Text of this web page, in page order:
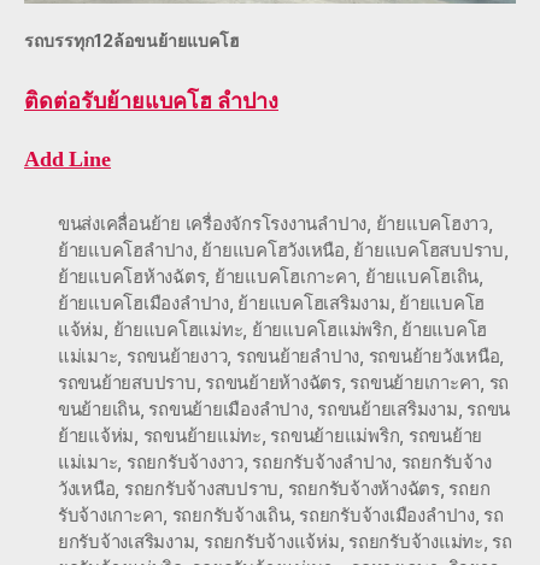
รถบรรทุก12ล้อขนย้ายแบคโฮ
ติดต่อรับย้ายแบคโฮ ลำปาง
Add Line
ขนส่งเคลื่อนย้าย เครื่องจักรโรงงานลำปาง, ย้ายแบคโฮงาว,
ย้ายแบคโฮลำปาง, ย้ายแบคโฮวังเหนือ, ย้ายแบคโฮสบปราบ,
ย้ายแบคโฮห้างฉัตร, ย้ายแบคโฮเกาะคา, ย้ายแบคโฮเถิน,
ย้ายแบคโฮเมืองลำปาง, ย้ายแบคโฮเสริมงาม, ย้ายแบคโฮ
แจ้ห่ม, ย้ายแบคโฮแม่ทะ, ย้ายแบคโฮแม่พริก, ย้ายแบคโฮ
แม่เมาะ, รถขนย้ายงาว, รถขนย้ายลำปาง, รถขนย้ายวังเหนือ,
รถขนย้ายสบปราบ, รถขนย้ายห้างฉัตร, รถขนย้ายเกาะคา, รถ
ขนย้ายเถิน, รถขนย้ายเมืองลำปาง, รถขนย้ายเสริมงาม, รถขน
ย้ายแจ้ห่ม, รถขนย้ายแม่ทะ, รถขนย้ายแม่พริก, รถขนย้าย
แม่เมาะ, รถยกรับจ้างงาว, รถยกรับจ้างลำปาง, รถยกรับจ้าง
วังเหนือ, รถยกรับจ้างสบปราบ, รถยกรับจ้างห้างฉัตร, รถยก
รับจ้างเกาะคา, รถยกรับจ้างเถิน, รถยกรับจ้างเมืองลำปาง, รถ
ยกรับจ้างเสริมงาม, รถยกรับจ้างแจ้ห่ม, รถยกรับจ้างแม่ทะ, รถ